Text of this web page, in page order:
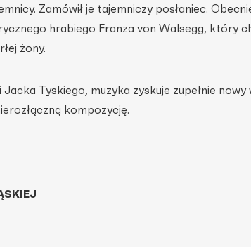
Zamówił je tajemniczy posłaniec.
hrabiego Franza von Walsegg, który
żony.
Tyskiego, muzyka zyskuje zupełnie
kompozycję.